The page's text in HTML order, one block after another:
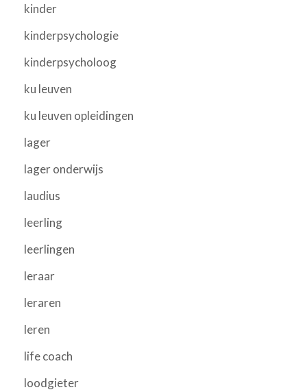
kinder
kinderpsychologie
kinderpsycholoog
ku leuven
ku leuven opleidingen
lager
lager onderwijs
laudius
leerling
leerlingen
leraar
leraren
leren
life coach
loodgieter